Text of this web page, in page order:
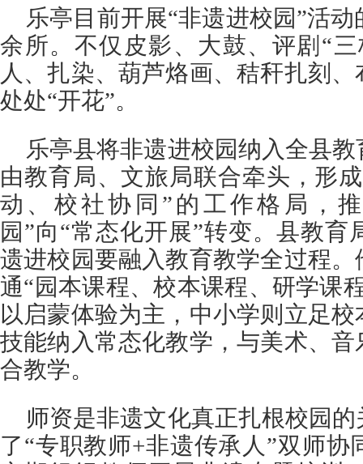
乐亭目前开展“非遗进校园”活
余所。不仅皮影、大鼓、评剧“
人、扎染、葫芦烙画、秸秆扎刻
处处“开花”。
乐亭县将非遗进校园纳入全县
由教育局、文旅局联合牵头，形
动、校社协同”的工作格局，
园”向“常态化开展”转变。县教
遗进校园要融入教育教学全过程
通“园本课程、校本课程、研学课
以启蒙体验为主，中小学则立足
技能纳入常态化教学，与美术、
合教学。
师资是非遗文化真正扎根校园
了“专职教师+非遗传承人”双师协